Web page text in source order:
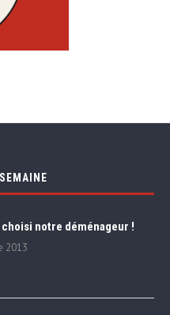
choisi notre déménageur !
2013